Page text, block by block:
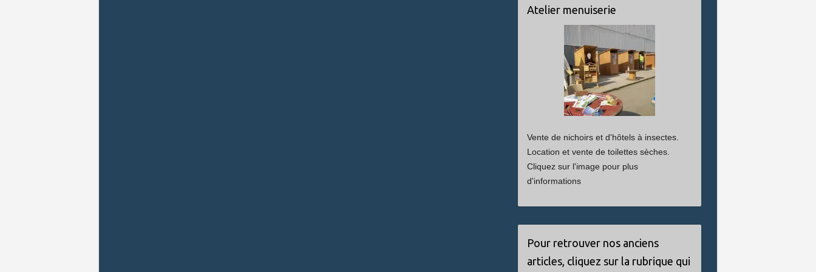
Atelier menuiserie
Vente de nichoirs et d'hôtels à insectes.
Location et vente de toilettes sèches.
Cliquez sur l'image pour plus
d'informations
Pour retrouver nos anciens
articles, cliquez sur la rubrique qui